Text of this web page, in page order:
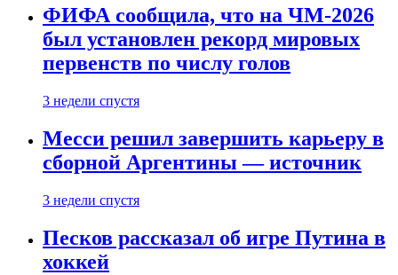
ФИФА сообщила, что на ЧМ-2026
был установлен рекорд мировых
первенств по числу голов
3 недели спустя
Месси решил завершить карьеру в
сборной Аргентины — источник
3 недели спустя
Песков рассказал об игре Путина в
хоккей